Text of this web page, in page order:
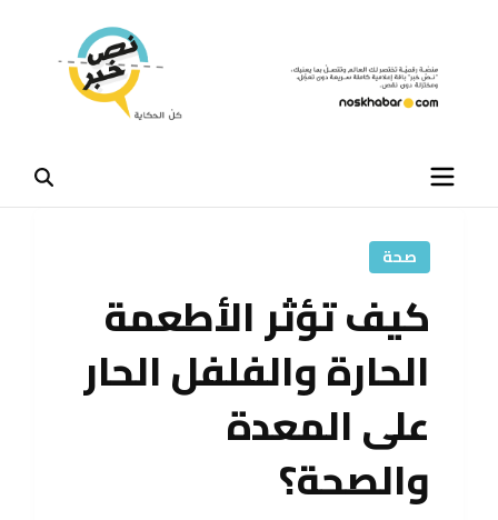
صحة
كيف تؤثر الأطعمة
الحارة والفلفل الحار
على المعدة
والصحة؟